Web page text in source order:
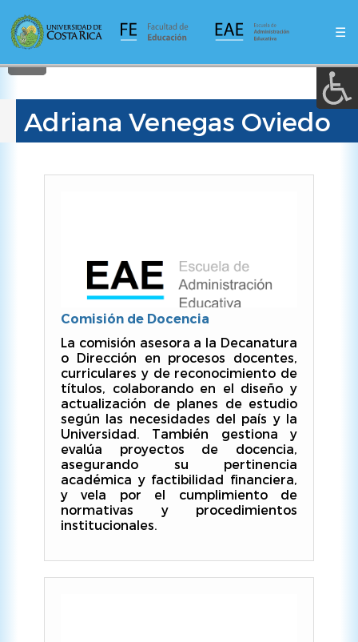
contenido
principal
☰
Adriana Venegas Oviedo
Comisión de Docencia
La comisión asesora a la Decanatura
o Dirección en procesos docentes,
curriculares y de reconocimiento de
títulos, colaborando en el diseño y
actualización de planes de estudio
según las necesidades del país y la
Universidad. También gestiona y
evalúa proyectos de docencia,
asegurando su pertinencia
académica y factibilidad financiera,
y vela por el cumplimiento de
normativas y procedimientos
institucionales.